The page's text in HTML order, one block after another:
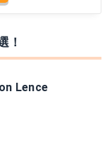
！
Lence